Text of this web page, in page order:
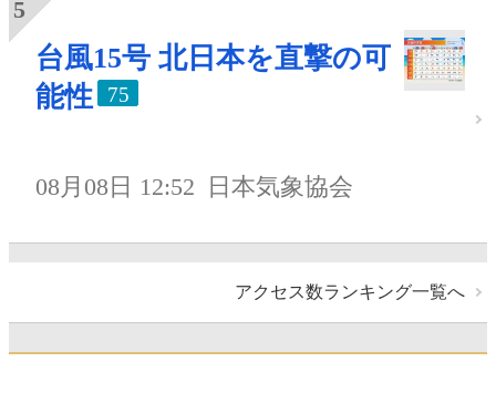
台風15号 北日本を直撃の可
能性
75
08月08日 12:52 日本気象協会
アクセス数ランキング一覧へ